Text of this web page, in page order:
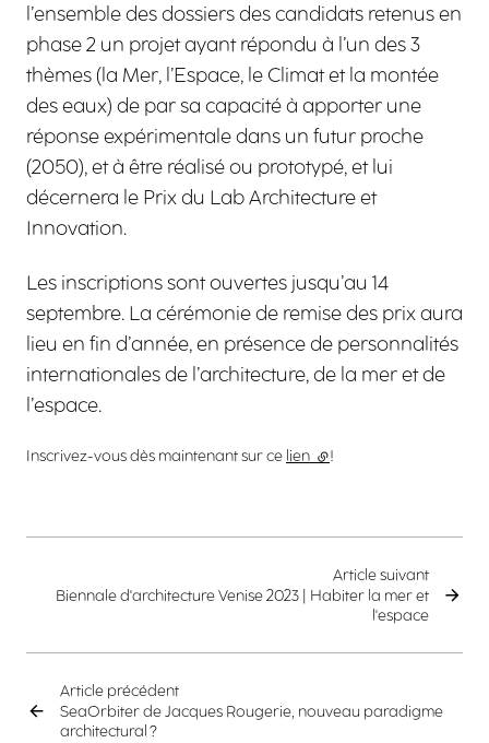
l’ensemble des dossiers des candidats retenus en
phase 2 un projet ayant répondu à l’un des 3
thèmes (la Mer, l’Espace, le Climat et la montée
des eaux) de par sa capacité à apporter une
réponse expérimentale dans un futur proche
(2050), et à être réalisé ou prototypé, et lui
décernera le Prix du Lab Architecture et
Innovation.
Les inscriptions sont ouvertes jusqu’au 14
septembre. La cérémonie de remise des prix aura
lieu en fin d’année, en présence de personnalités
internationales de l’architecture, de la mer et de
l’espace.
Inscrivez-vous dès maintenant sur ce lien (lien externe)
!
Article précédent
SeaOrbiter de Jacques Rougerie, nouveau paradigme
architectural ?
Article suivant
Biennale d'architecture Venise 2023 | Habiter la mer et
l'espace